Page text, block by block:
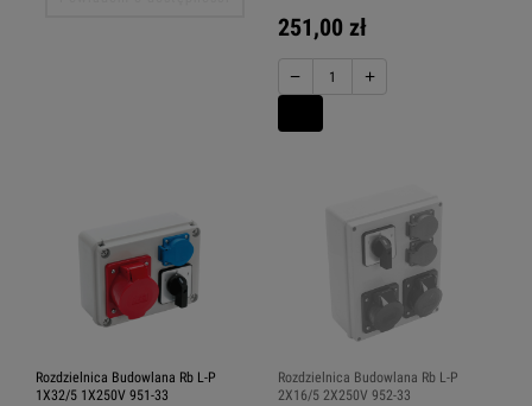
251,00 zł
− +
Rozdzielnica Budowlana Rb L-P
1X32/5 1X250V 951-33
Rozdzielnica Budowlana Rb L-P
2X16/5 2X250V 952-33